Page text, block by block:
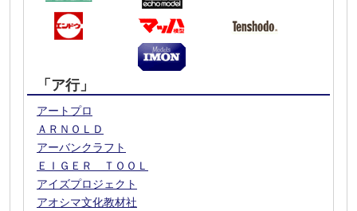
「ア行」
アートプロ
ＡＲＮＯＬＤ
アーバンクラフト
ＥＩＧＥＲ ＴＯＯＬ
アイズプロジェクト
アオシマ文化教材社